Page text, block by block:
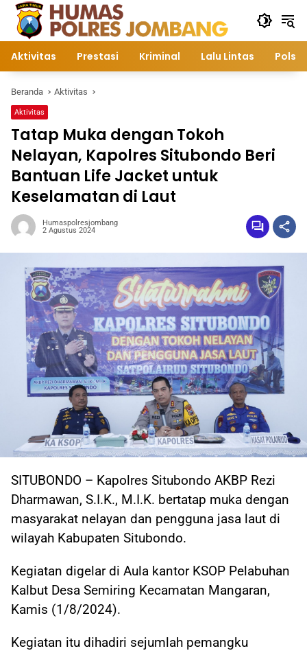
Langsung
konten
Aktivitas Prestasi Kriminal Lalu Lintas
Beranda Aktivitas
Aktivitas
Tatap Muka dengan Tokoh
Nelayan, Kapolres Situbondo Beri
Bantuan Life Jacket untuk
Keselamatan di Laut
Humaspolresjombang
2 Agustus 2024
SITUBONDO – Kapolres Situbondo AKBP Rezi
Dharmawan, S.I.K., M.I.K. bertatap muka dengan
masyarakat nelayan dan pengguna jasa laut di
wilayah Kabupaten Situbondo.
Kegiatan digelar di Aula kantor KSOP Pelabuhan
Kalbut Desa Semiring Kecamatan Mangaran,
Kamis (1/8/2024).
Kegiatan itu dihadiri sejumlah pemangku